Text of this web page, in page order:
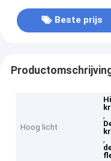
Beste prijs
Hoog licht
,
,